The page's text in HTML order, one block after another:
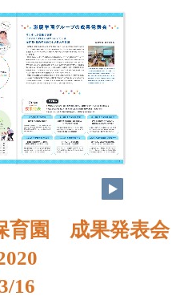
育園 成果発表会
3/16